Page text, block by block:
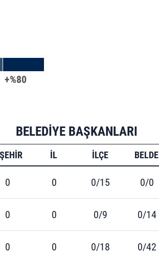
+%80
BELEDİYE BAŞKANLARI
İL İLÇE BELDE
0 0 0/15 0/0
0 0 0/9 0/14
0 0 0/18 0/42